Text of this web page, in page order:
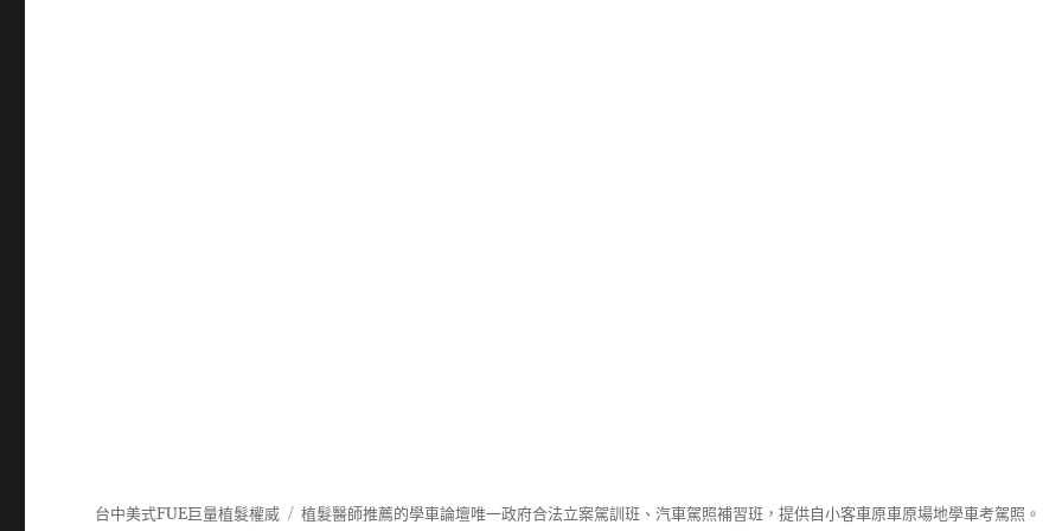
台中美式FUE巨量植髮權威 植髮醫師推薦的學車論壇唯一政府合法立案駕訓班、汽車駕照補習班，提供自小客車原車原場地學車考駕照。